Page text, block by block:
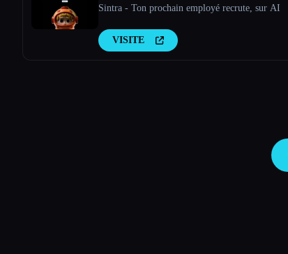
Sintra - Ton prochain employé recrute, sur AI
VISITE